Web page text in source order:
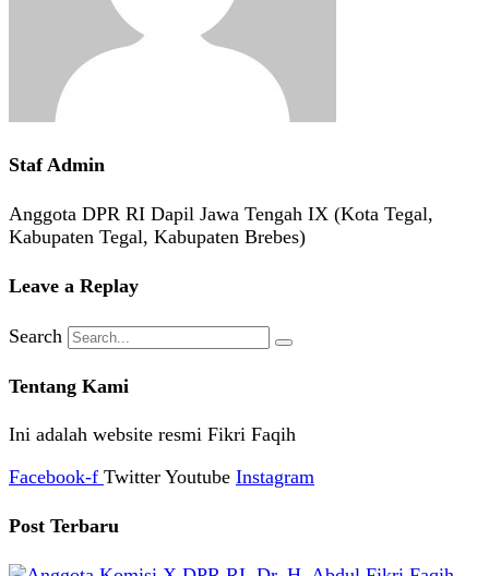
Staf Admin
Anggota DPR RI Dapil Jawa Tengah IX (Kota Tegal,
Kabupaten Tegal, Kabupaten Brebes)
Leave a Replay
Search
Tentang Kami
Ini adalah website resmi Fikri Faqih
Facebook-f Twitter Youtube Instagram
Post Terbaru